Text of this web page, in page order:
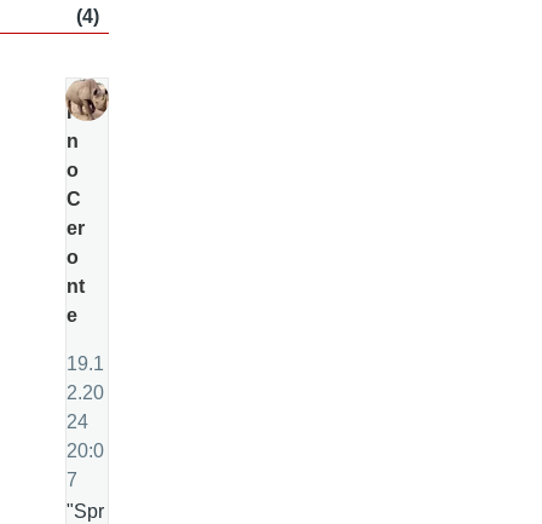
(4)
Ri
n
o
C
er
o
nt
e
19.1
2.20
24
20:0
7
"Spr